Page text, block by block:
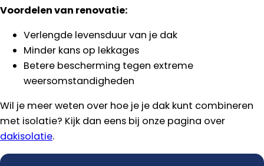
Voordelen van renovatie:
Verlengde levensduur van je dak
Minder kans op lekkages
Betere bescherming tegen extreme
weersomstandigheden
Wil je meer weten over hoe je je dak kunt combineren
met isolatie? Kijk dan eens bij onze pagina over
dakisolatie.